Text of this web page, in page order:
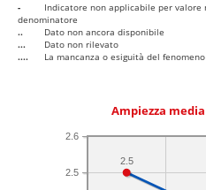
-
Indicatore non applicabile per valore
denominatore
..
Dato non ancora disponibile
...
Dato non rilevato
....
La mancanza o esiguità del
Ampiezza
2.5
2.6
2.5